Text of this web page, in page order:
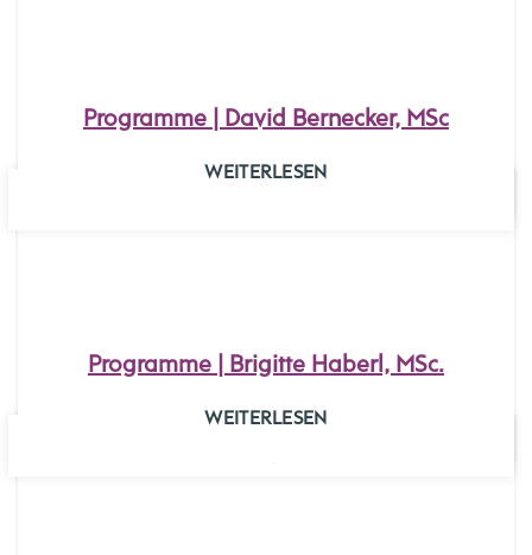
Programme | David Bernecker, MSc
WEITERLESEN
Programme | Brigitte Haberl, MSc.
WEITERLESEN